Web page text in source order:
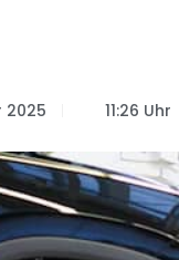
2025 11:26 Uhr